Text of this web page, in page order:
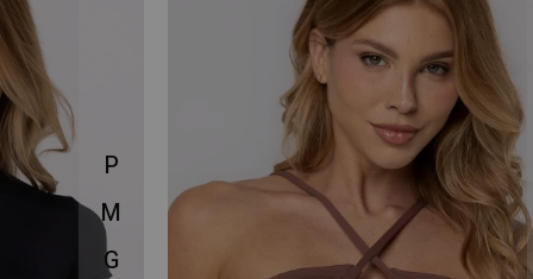
P
M
G